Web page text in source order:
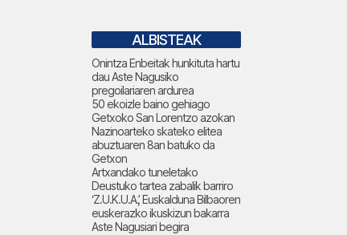
ALBISTEAK
Onintza Enbeitak hunkituta hartu
dau Aste Nagusiko
pregoilariaren ardurea
50 ekoizle baino gehiago
Getxoko San Lorentzo azokan
Nazinoarteko skateko elitea
abuztuaren 8an batuko da
Getxon
Artxandako tuneletako
Deustuko tartea zabalik barriro
‘Z.U.K.U.A.’, Euskalduna Bilbaoren
euskerazko ikuskizun bakarra
Aste Nagusiari begira